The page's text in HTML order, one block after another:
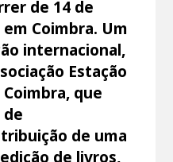
de 14 de
Coimbra. Um
internacional,
Estação
que
de uma
de livros,